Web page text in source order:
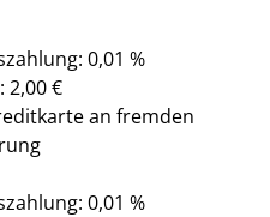
0,01 %
2,00 €
an fremden
0,01 %